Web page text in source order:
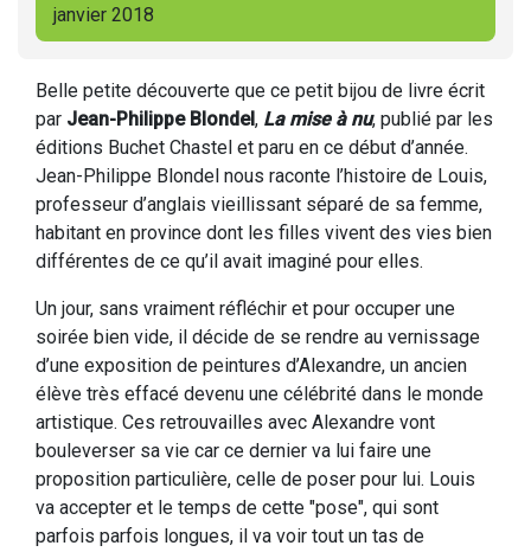
janvier 2018
Belle petite découverte que ce petit bijou de livre écrit
par Jean-Philippe Blondel, La mise à nu, publié par les
éditions Buchet Chastel et paru en ce début d’année.
Jean-Philippe Blondel nous raconte l’histoire de Louis,
professeur d’anglais vieillissant séparé de sa femme,
habitant en province dont les filles vivent des vies bien
différentes de ce qu’il avait imaginé pour elles.
Un jour, sans vraiment réfléchir et pour occuper une
soirée bien vide, il décide de se rendre au vernissage
d’une exposition de peintures d’Alexandre, un ancien
élève très effacé devenu une célébrité dans le monde
artistique. Ces retrouvailles avec Alexandre vont
bouleverser sa vie car ce dernier va lui faire une
proposition particulière, celle de poser pour lui. Louis
va accepter et le temps de cette "pose", qui sont
parfois parfois longues, il va voir tout un tas de